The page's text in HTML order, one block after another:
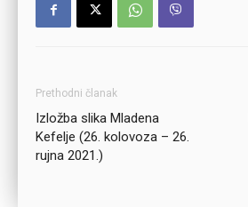
Prethodni članak
Izložba slika Mladena
Kefelje (26. kolovoza – 26.
rujna 2021.)